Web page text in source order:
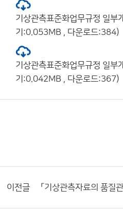
기상관측표준화업무규정 일
기:0.053MB , 다운로드:384)
기상관측표준화업무규정 일
기:0.042MB , 다운로드:367)
이전글